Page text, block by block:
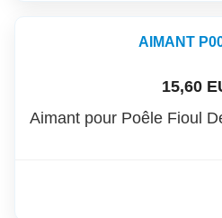
AIMANT
15,60
Aimant pour Poêle Fioul